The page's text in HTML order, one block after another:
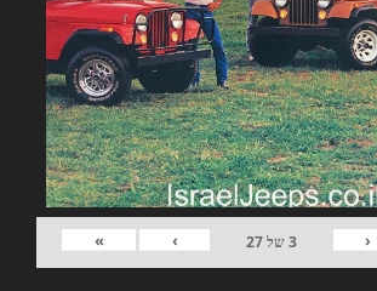
‹
3של27
›
»